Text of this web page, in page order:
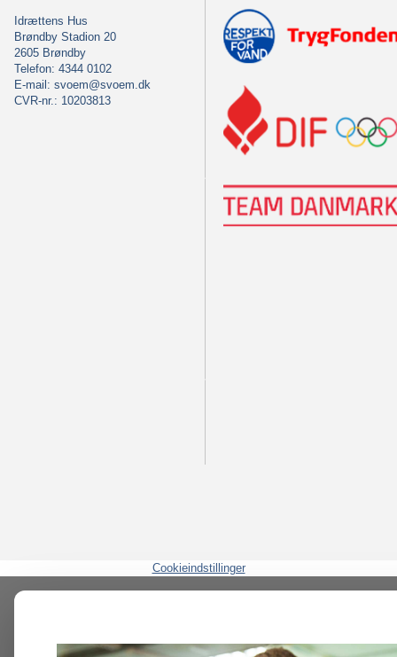
Idrættens Hus
Brøndby Stadion 20
2605 Brøndby
Telefon: 4344 0102
E-mail: svoem@svoem.dk
CVR-nr.: 10203813
Cookieindstillinger